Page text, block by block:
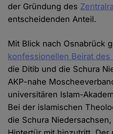
der Gründung des
entscheidenden Anteil.
Mit Blick nach Osnabrück
konfessionellen Beirat des
die Ditib und die Schura
AKP-nahe
universitären Islam-
Bei der islamischen
die Schura